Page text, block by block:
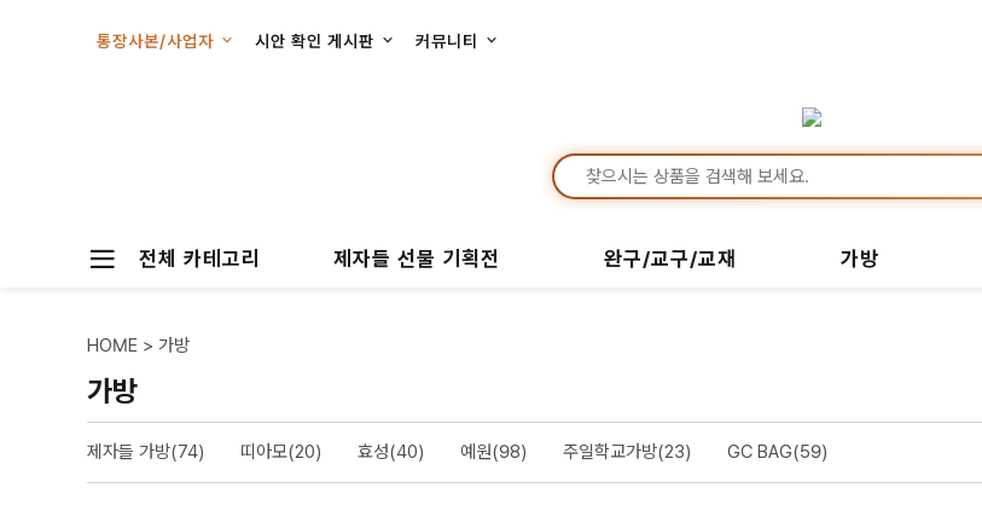
통장사본/사업자 시안 확인 게시판 커뮤니티
전체 카테고리 제자들 선물 기획전 완구/교구/교재 가방
HOME > 가방
가방
제자들 가방(74) 띠아모(20) 효성(40) 예원(98) 주일학교가방(23) GC BAG(59)